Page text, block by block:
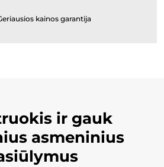
kainos garantija
ir gauk
asmeninius